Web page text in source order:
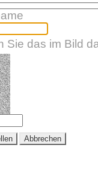
Sie das im Bild